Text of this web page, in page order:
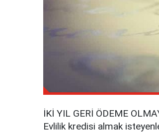
İKİ YIL GERİ ÖDEME
Evlilik kredisi almak